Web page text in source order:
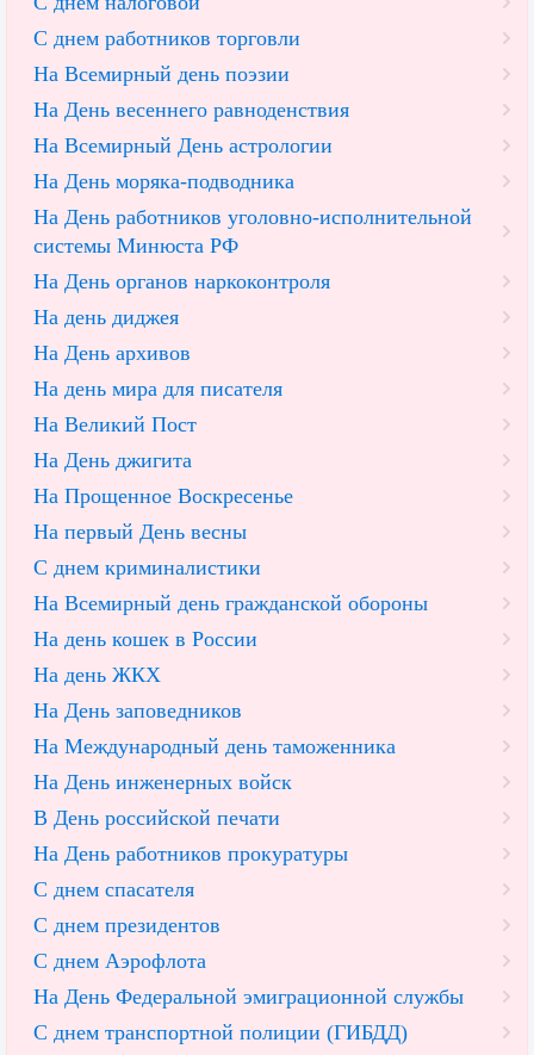
С днем работников торговли
На Всемирный день поэзии
На День весеннего равноденствия
На Всемирный День астрологии
На День моряка-подводника
На День работников уголовно-исполнительной
системы Минюста РФ
На День органов наркоконтроля
На день диджея
На День архивов
На день мира для писателя
На Великий Пост
На День джигита
На Прощенное Воскресенье
На первый День весны
С днем криминалистики
На Всемирный день гражданской обороны
На день кошек в России
На день ЖКХ
На День заповедников
На Международный день таможенника
На День инженерных войск
В День российской печати
На День работников прокуратуры
С днем спасателя
С днем президентов
С днем Аэрофлота
На День Федеральной эмиграционной службы
С днем транспортной полиции (ГИБДД)